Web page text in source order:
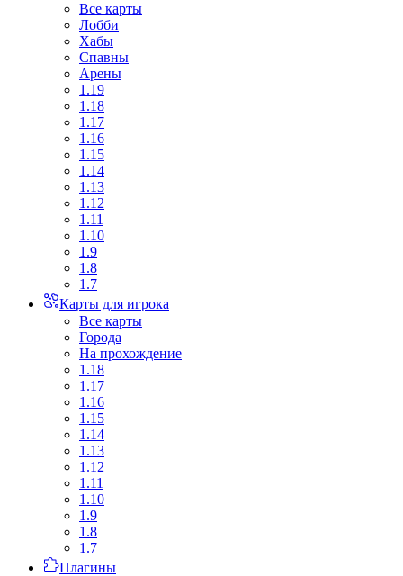
Все карты
Лобби
Хабы
Спавны
Арены
1.19
1.18
1.17
1.16
1.15
1.14
1.13
1.12
1.11
1.10
1.9
1.8
1.7
Карты для игрока
Все карты
Города
На прохождение
1.18
1.17
1.16
1.15
1.14
1.13
1.12
1.11
1.10
1.9
1.8
1.7
Плагины